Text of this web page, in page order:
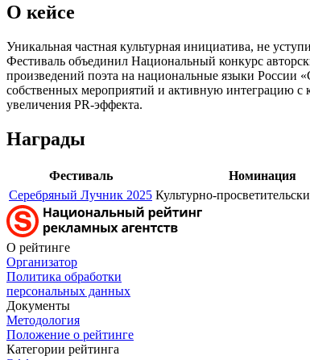
О кейсе
Уникальная частная культурная инициатива, не
Фестиваль объединил Национальный конкурс
произведений поэта на национальные языки России
собственных мероприятий и активную интеграцию с
увеличения PR-эффекта.
Награды
Фестиваль Номинация
Серебряный Лучник 2025 Культурно-
О рейтинге
Организатор
Политика обработки
персональных данных
Документы
Методология
Положение о рейтинге
Категории рейтинга